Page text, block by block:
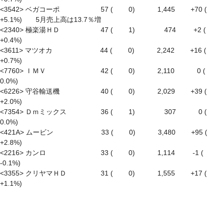
<3542> ベガコーポ　　　　　　57 (　　 0)　　　 1,445　　 +70 (
+5.1%)　　5月売上高は13.7％増
<2340> 極楽湯ＨＤ　　　　　　47 (　　 1)　　　　 474 　　 +2 (
+0.4%)
<3611> マツオカ　　　　　　　44 (　　 0)　　　 2,242　　 +16 (
+0.7%)
<7760> ＩＭＶ　　　　　　　　42 (　　 0)　　　 2,110　　　 0 (
0.0%)
<6226> 守谷輸送機　　　　　　40 (　　 0)　　　 2,029　　 +39 (
+2.0%)
<7354> Ｄｍミックス　　　　　36 (　　 1)　　　　 307　　　 0 (
0.0%)
<421A> ムービン　　　　　　　33 (　　 0)　　　 3,480　　 +95 (
+2.8%)
<2216> カンロ　　　　　　　　33 (　　 0)　　　 1,114 　　 -1 (
-0.1%)
<3355> クリヤマＨＤ　　　　　31 (　　 0)　　　 1,555　　 +17 (
+1.1%)